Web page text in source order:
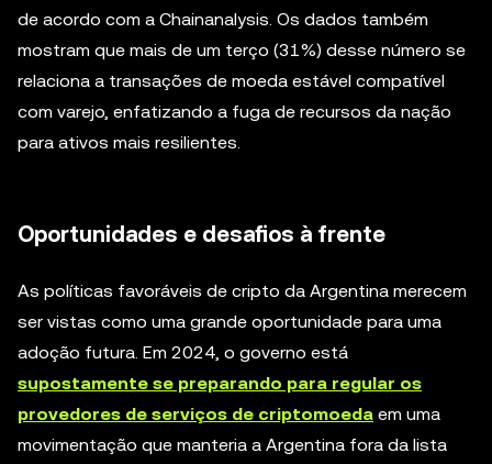
de acordo com a Chainanalysis. Os dados também
mostram que mais de um terço (31%) desse número se
relaciona a transações de moeda estável compatível
com varejo, enfatizando a fuga de recursos da nação
para ativos mais resilientes.
Oportunidades e desafios à frente
As políticas favoráveis de cripto da Argentina merecem
ser vistas como uma grande oportunidade para uma
adoção futura. Em 2024, o governo está
supostamente se preparando para regular os
provedores de serviços de criptomoeda em uma
movimentação que manteria a Argentina fora da lista